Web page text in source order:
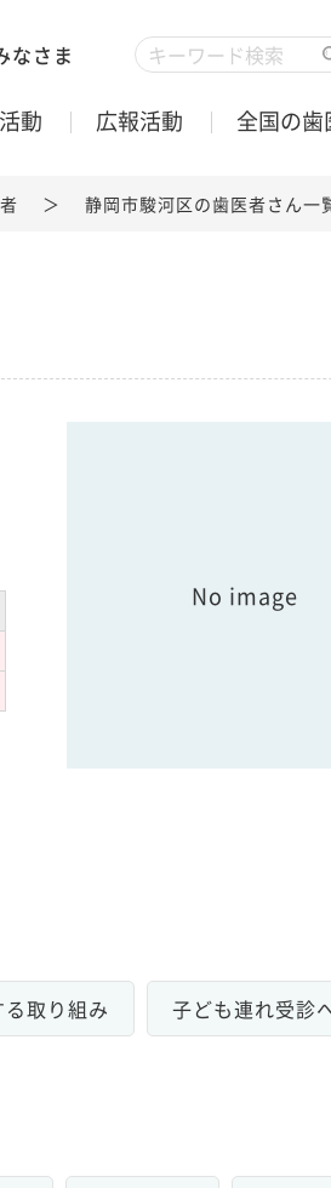
なさま
動 広報活動 全国の
静岡市駿河区の歯医者さん一
No image
取り組み 子ども連れ受診